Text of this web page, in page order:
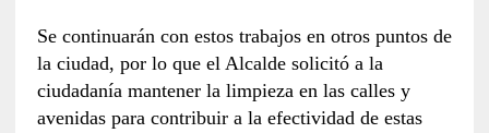
Se continuarán con estos trabajos en otros puntos de
la ciudad, por lo que el Alcalde solicitó a la
ciudadanía mantener la limpieza en las calles y
avenidas para contribuir a la efectividad de estas